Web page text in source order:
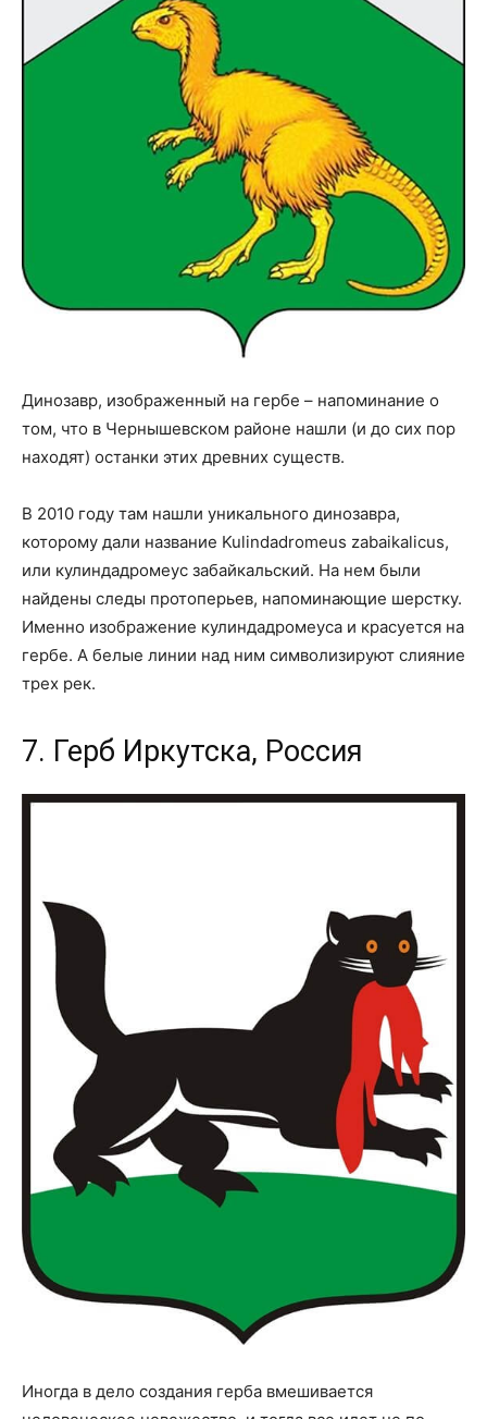
Динозавр, изображенный на гербе – напоминание о
том, что в Чернышевском районе нашли (и до сих пор
находят) останки этих древних существ.
В 2010 году там нашли уникального динозавра,
которому дали название Kulindadromeus zabaikalicus,
или кулиндадромеус забайкальский. На нем были
найдены следы протоперьев, напоминающие шерстку.
Именно изображение кулиндадромеуса и красуется на
гербе. А белые линии над ним символизируют слияние
трех рек.
7. Герб Иркутска, Россия
Иногда в дело создания герба вмешивается